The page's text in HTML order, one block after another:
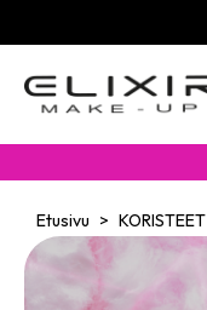
Etusivu KORISTEET